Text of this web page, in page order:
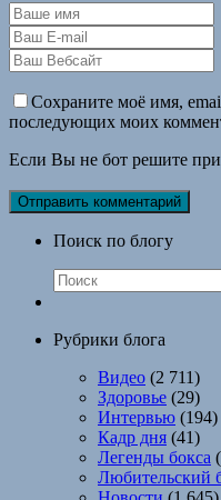
Сохраните моё имя,
последующих моих
Если Вы не бот решите
Поиск по блогу
Рубрики блога
Видео (2 711)
Здоровье (29)
Интервью (194)
Кадр дня (41)
Легенды бокса
Любительский